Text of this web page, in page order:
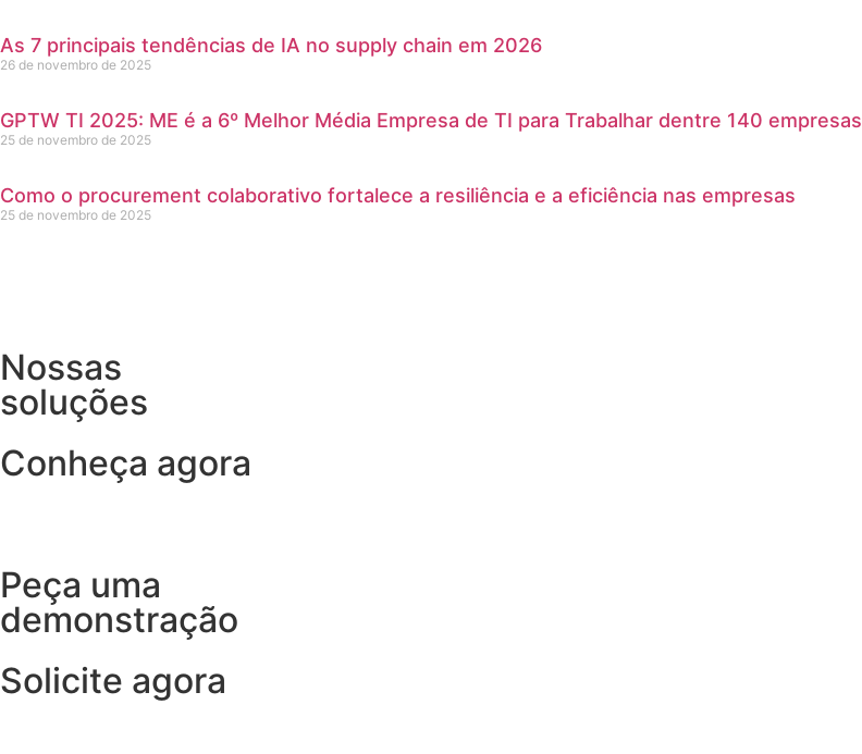
As 7 principais tendências de IA no supply chain em 2026
26 de novembro de 2025
GPTW TI 2025: ME é a 6º Melhor Média Empresa de TI para Trabalhar dentre 140 empresas
25 de novembro de 2025
Como o procurement colaborativo fortalece a resiliência e a eficiência nas empresas
25 de novembro de 2025
Nossas
soluções
Conheça agora
Peça uma
demonstração
Solicite agora